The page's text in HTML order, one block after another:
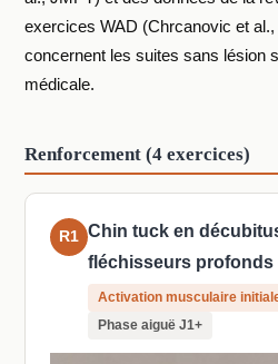
exercices WAD (Chrcanovic et
concernent les suites sans lésion
médicale.
Renforcement (4 exercices)
R1 Chin tuck en
fléchisseurs profonds
Activation musculaire
Phase aiguë J1+